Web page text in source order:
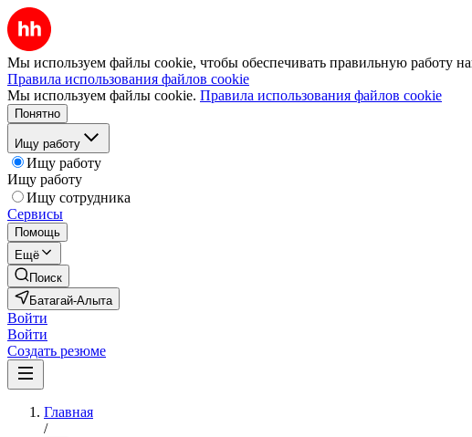
Мы используем файлы cookie, чтобы обеспечивать правильную работу
Правила использования файлов cookie
Мы используем файлы cookie. Правила использования файлов cookie
Понятно
Ищу работу
Ищу работу
Ищу работу
Ищу сотрудника
Сервисы
Помощь
Ещё
Поиск
Батагай-Алыта
Войти
Войти
Создать резюме
Главная
/